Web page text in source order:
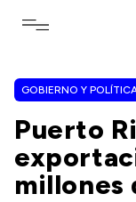
Toggle
GOBIERNO Y
Puerto
millones